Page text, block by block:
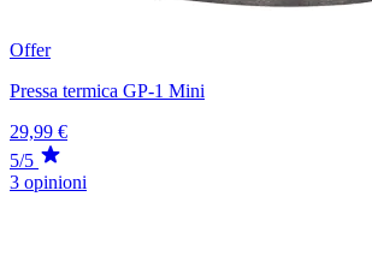
Offer
Pressa termica GP-1 Mini
29,99 €
5/5
3 opinioni